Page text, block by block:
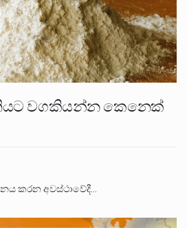
වගකියන්න කෙනෙක්
කරන අවස්ථාවේදී…